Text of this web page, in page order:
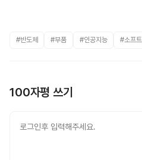
#반도체 #부품 #인공지능 #소프
100자평 쓰기